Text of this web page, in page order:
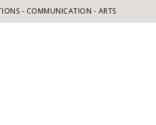
- COMMUNICATION - ARTS